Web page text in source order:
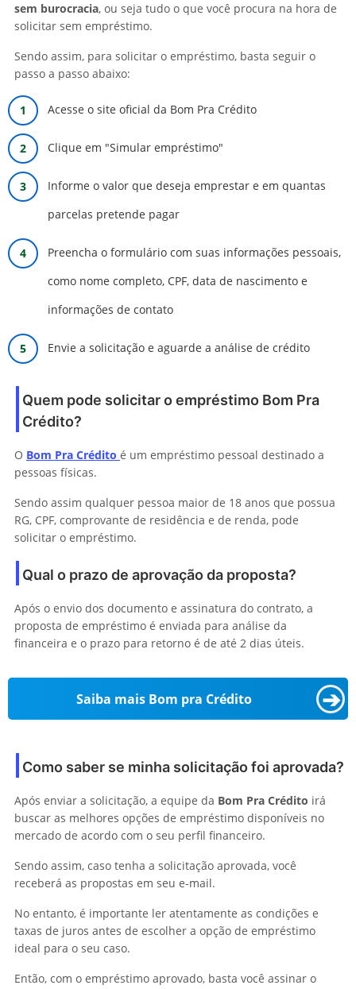
sem burocracia, ou seja tudo o que você procura na hora de
solicitar sem empréstimo.
Sendo assim, para solicitar o empréstimo, basta seguir o
passo a passo abaixo:
Acesse o site oficial da Bom Pra Crédito
Clique em "Simular empréstimo"
Informe o valor que deseja emprestar e em quantas
parcelas pretende pagar
Preencha o formulário com suas informações pessoais,
como nome completo, CPF, data de nascimento e
informações de contato
Envie a solicitação e aguarde a análise de crédito
Quem pode solicitar o empréstimo Bom Pra
Crédito?
O Bom Pra Crédito é um empréstimo pessoal destinado a
pessoas físicas.
Sendo assim qualquer pessoa maior de 18 anos que possua
RG, CPF, comprovante de residência e de renda, pode
solicitar o empréstimo.
Qual o prazo de aprovação da proposta?
Após o envio dos documento e assinatura do contrato, a
proposta de empréstimo é enviada para análise da
financeira e o prazo para retorno é de até 2 dias úteis.
Saiba mais Bom pra Crédito ➔
Como saber se minha solicitação foi aprovada?
Após enviar a solicitação, a equipe da Bom Pra Crédito irá
buscar as melhores opções de empréstimo disponíveis no
mercado de acordo com o seu perfil financeiro.
Sendo assim, caso tenha a solicitação aprovada, você
receberá as propostas em seu e-mail.
No entanto, é importante ler atentamente as condições e
taxas de juros antes de escolher a opção de empréstimo
ideal para o seu caso.
Então, com o empréstimo aprovado, basta você assinar o